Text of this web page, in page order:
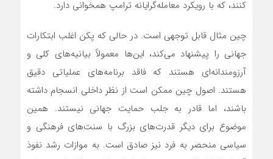
کنند، که با رویکرد معامله‌گرایانه ترامپ همخوانی دارد.
چین مثال قابل توجهی است. در حالی که پکن اغلب ابتکارات
جهانی را پیشنهاد می‌کند، این‌ها معمولاً بیانیه‌های کلی و
آرزومندانه‌ای هستند که فاقد برنامه‌های عملیاتی دقیق
هستند. اصول چین ممکن است از نظر داخلی انسجام داشته
باشند، اما قادر به جلب حمایت جهانی نیستند. همین
موضوع برای دیگر قدرت‌های بزرگ با سنت‌های فرهنگی و
سیاسی منحصر به فرد نیز صادق است. به موازات رشد نفوذ